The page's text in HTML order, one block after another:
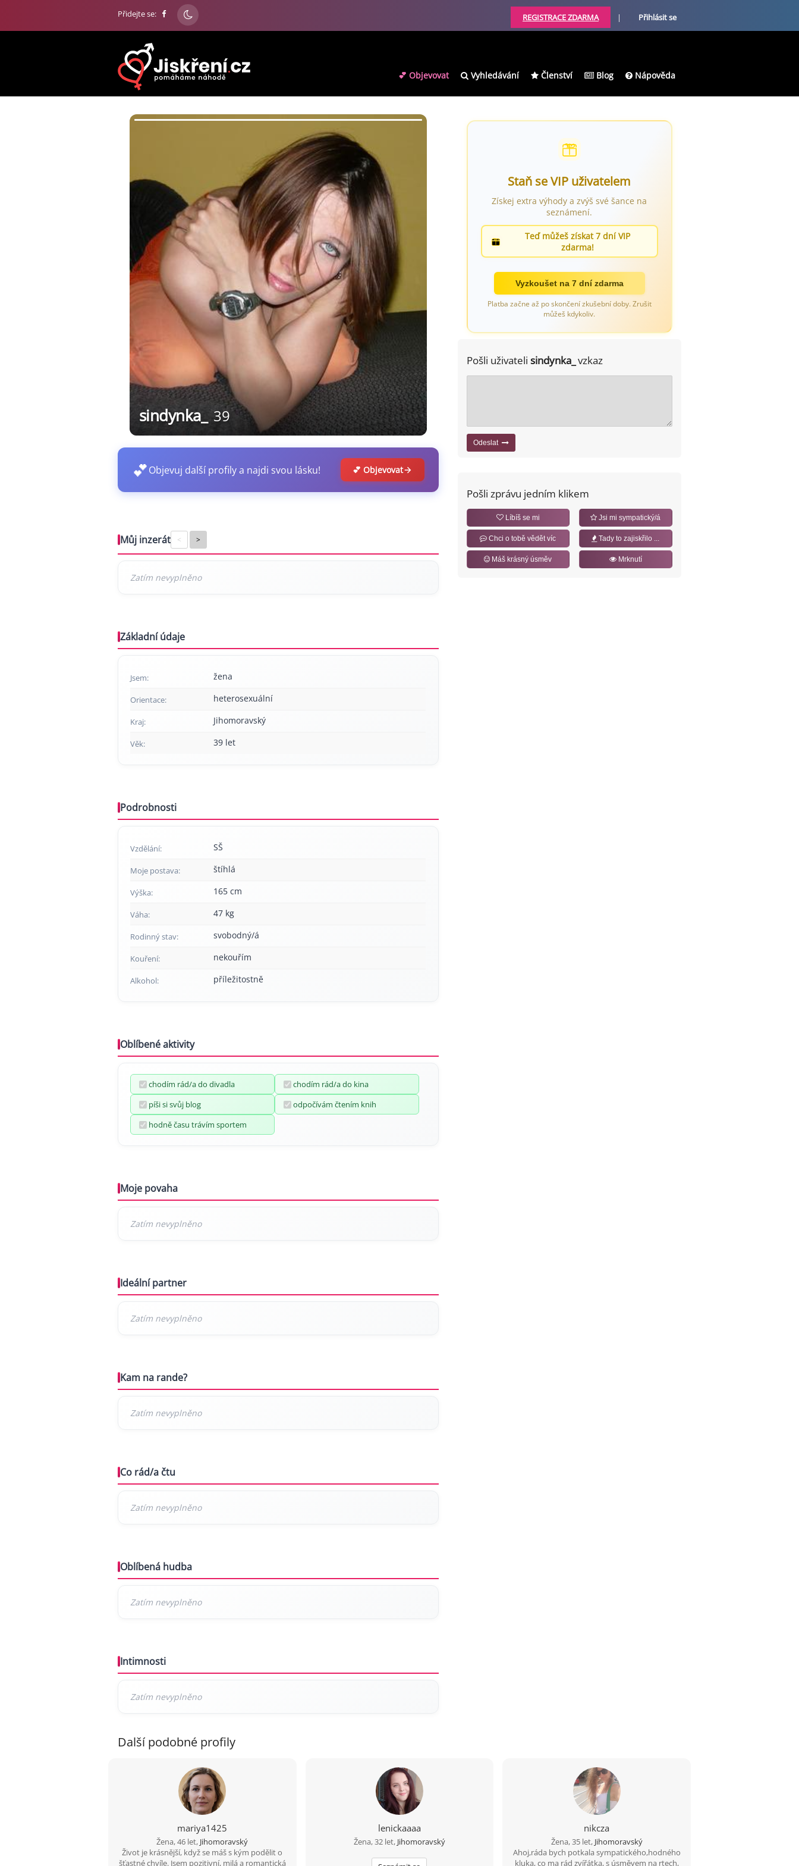
Přidejte se: REGISTRACE ZDARMA | Přihlásit se
💕 Objevovat Vyhledávání Členství Blog Nápověda
sindynka_ 39
💕Objevuj další profily a najdi svou lásku! 💕 Objevovat
Můj inzerát < >
Základní údaje
Jsem: žena
Orientace: heterosexuální
Kraj: Jihomoravský
Věk: 39 let
Podrobnosti
Vzdělání: SŠ
Moje postava: štíhlá
Výška: 165 cm
Váha: 47 kg
Rodinný stav: svobodný/á
Kouření: nekouřím
Alkohol: příležitostně
Oblíbené aktivity
chodím rád/a do divadla
chodím rád/a do kina
píši si svůj blog
odpočívám čtením knih
hodně času trávím sportem
Moje povaha
Ideální partner
Kam na rande?
Co rád/a čtu
Oblíbená hudba
Intimnosti
Staň se VIP uživatelem
Získej extra výhody a zvýš své šance na
seznámení.
Teď můžeš získat 7 dní VIP
zdarma!
Vyzkoušet na 7 dní zdarma
Platba začne až po skončení zkušební doby. Zrušit
můžeš kdykoliv.
Pošli uživateli sindynka_ vzkaz
Odeslat
Pošli zprávu jedním klikem
Líbíš se mi Jsi mi sympatický/á
Chci o tobě vědět víc Tady to zajiskřilo ...
Máš krásný úsměv Mrknutí
Další podobné profily
mariya1425
Žena, 46 let, Jihomoravský
Život je krásnější, když se máš s kým podělit o
šťastné chvíle. Jsem pozitivní, milá a romantická
lenickaaaa
Žena, 32 let, Jihomoravský
nikcza
Žena, 35 let, Jihomoravský
Ahoj,ráda bych potkala sympatického,hodného
kluka, co ma rád zvířátka, s úsměvem na rtech,